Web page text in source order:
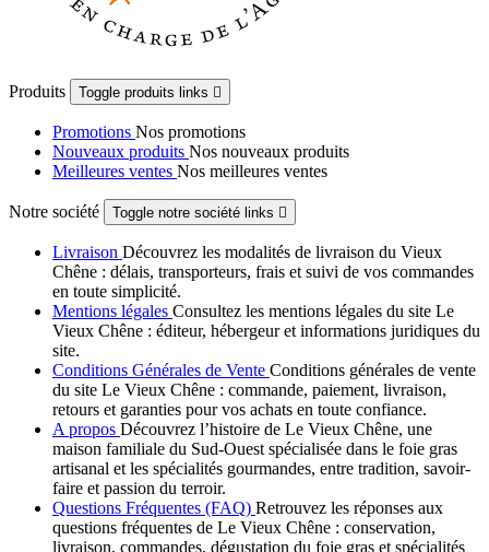
Produits Toggle produits links 
Promotions Nos promotions
Nouveaux produits Nos nouveaux produits
Meilleures ventes Nos meilleures ventes
Notre société Toggle notre société links 
Livraison Découvrez les modalités de livraison du Vieux
Chêne : délais, transporteurs, frais et suivi de vos commandes
en toute simplicité.
Mentions légales Consultez les mentions légales du site Le
Vieux Chêne : éditeur, hébergeur et informations juridiques du
site.
Conditions Générales de Vente Conditions générales de vente
du site Le Vieux Chêne : commande, paiement, livraison,
retours et garanties pour vos achats en toute confiance.
A propos Découvrez l’histoire de Le Vieux Chêne, une
maison familiale du Sud-Ouest spécialisée dans le foie gras
artisanal et les spécialités gourmandes, entre tradition, savoir-
faire et passion du terroir.
Questions Fréquentes (FAQ) Retrouvez les réponses aux
questions fréquentes de Le Vieux Chêne : conservation,
livraison, commandes, dégustation du foie gras et spécialités